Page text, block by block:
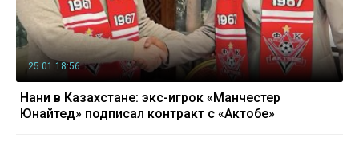
25.01 18:56
Нани в Казахстане: экс-игрок «Манчестер
Юнайтед» подписал контракт с «Актобе»